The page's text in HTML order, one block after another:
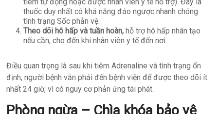
thuốc duy nhất có khả năng đảo ngược nhanh chóng
tình trạng Sốc phản vệ.
Theo dõi hô hấp và tuần hoàn, hỗ trợ hô hấp nhân tạo
nếu cần, cho đến khi nhân viên y tế đến nơi.
Điều quan trọng là sau khi tiêm Adrenaline và tình trạng ổn
định, người bệnh vẫn phải đến bệnh viện để được theo dõi ít
nhất 24 giờ, vì có nguy cơ phản ứng tái phát.
Phòng ngừa – Chìa khóa bảo vệ